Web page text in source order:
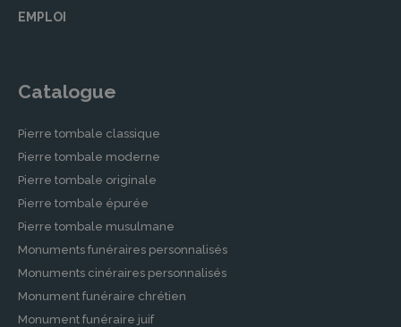
EMPLOI
Catalogue
Pierre tombale classique
Pierre tombale moderne
Pierre tombale originale
Pierre tombale épurée
Pierre tombale musulmane
Monuments funéraires personnalisés
Monuments cinéraires personnalisés
Monument funéraire chrétien
Monument funéraire juif